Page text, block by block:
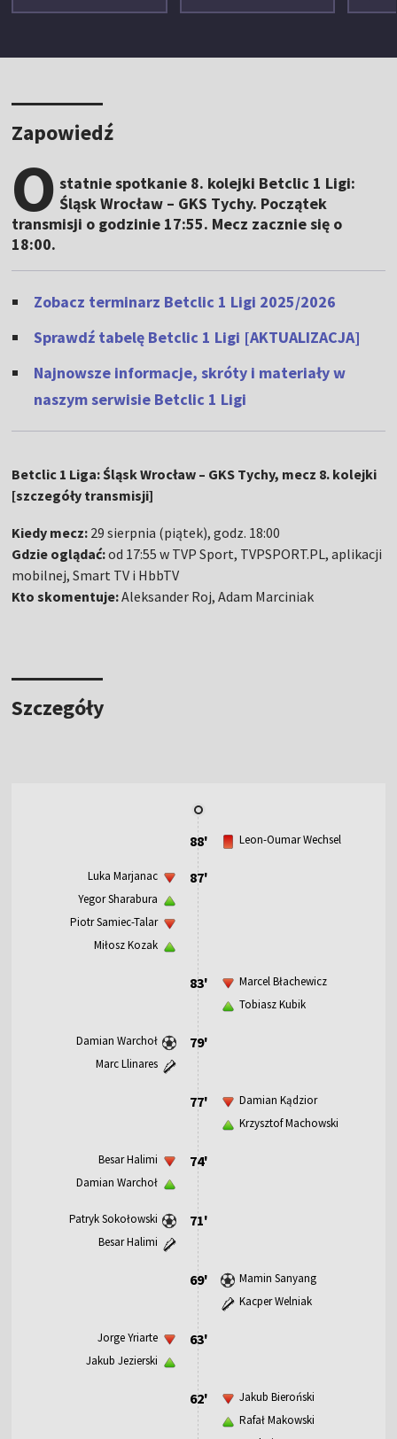
Zapowiedź
O statnie spotkanie 8. kolejki Betclic 1 Ligi:
Śląsk Wrocław – GKS Tychy. Początek
transmisji o godzinie 17:55. Mecz zacznie się o
18:00.
Zobacz terminarz Betclic 1 Ligi 2025/2026
Sprawdź tabelę Betclic 1 Ligi [AKTUALIZACJA]
Najnowsze informacje, skróty i materiały w
naszym serwisie Betclic 1 Ligi
Betclic 1 Liga: Śląsk Wrocław – GKS Tychy, mecz 8. kolejki
[szczegóły transmisji]
Kiedy mecz: 29 sierpnia (piątek), godz. 18:00
Gdzie oglądać:od 17:55 w TVP Sport, TVPSPORT.PL, aplikacji
mobilnej, Smart TV i HbbTV
Kto skomentuje:Aleksander Roj, Adam Marciniak
Szczegóły
88' Leon-Oumar Wechsel
87'
Luka Marjanac
Yegor Sharabura
Piotr Samiec-Talar
Miłosz Kozak
83'
Marcel Błachewicz
Tobiasz Kubik
79'
Damian Warchoł
Marc Llinares
77'
Damian Kądzior
Krzysztof Machowski
74'
Besar Halimi
Damian Warchoł
71'
Patryk Sokołowski
Besar Halimi
69'
Mamin Sanyang
Kacper Welniak
63'
Jorge Yriarte
Jakub Jezierski
62'
Jakub Bieroński
Rafał Makowski